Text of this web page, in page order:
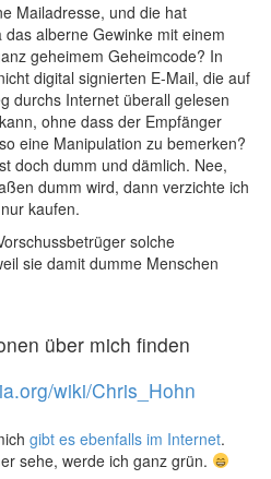
Mailadresse, und die hat
alberne Gewinke mit einem
geheimem Geheimcode? In
digital signierten E-Mail, die auf
durchs Internet überall gelesen
ohne dass der Empfänger
eine Manipulation zu bemerken?
doch dumm und dämlich. Nee,
dumm wird, dann verzichte ich
kaufen.
solche
sie damit dumme Menschen
über mich finden
wiki/Chris_Hohn
gibt es ebenfalls im Internet.
sehe, werde ich ganz grün.